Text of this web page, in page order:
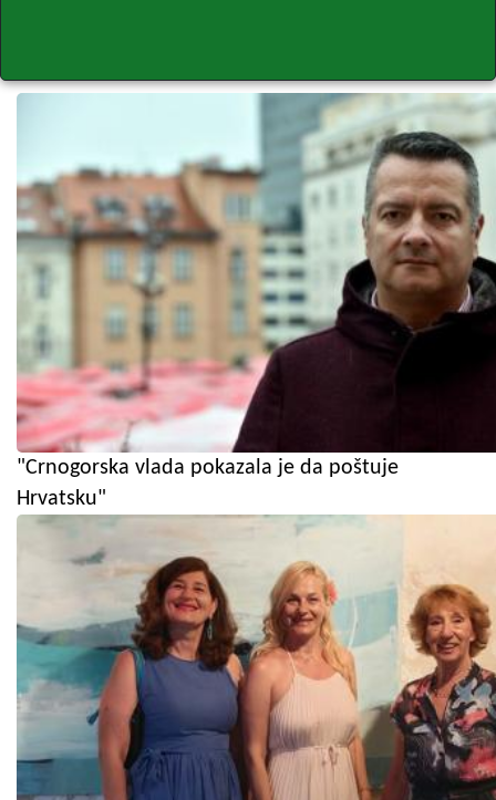
"Crnogorska vlada pokazala je da poštuje
Hrvatsku"